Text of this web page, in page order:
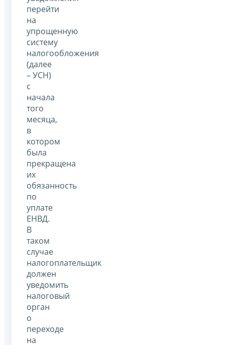
перейти
на
упрощенную
систему
налогообложения
(далее
– УСН)
с
начала
того
месяца,
в
котором
была
прекращена
их
обязанность
по
уплате
ЕНВД.
В
таком
случае
налогоплательщик
должен
уведомить
налоговый
орган
о
переходе
на